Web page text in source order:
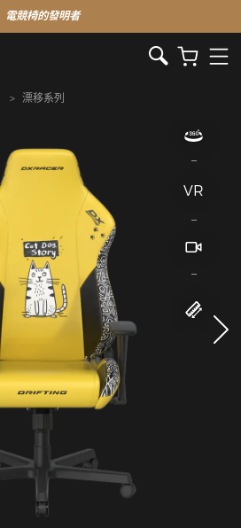
電競椅的發明者
漂移系列
VR